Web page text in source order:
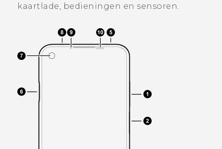
HTC-apparaten & -accessoires
VIVERSE
kaartlade, bedieningen en sensoren.